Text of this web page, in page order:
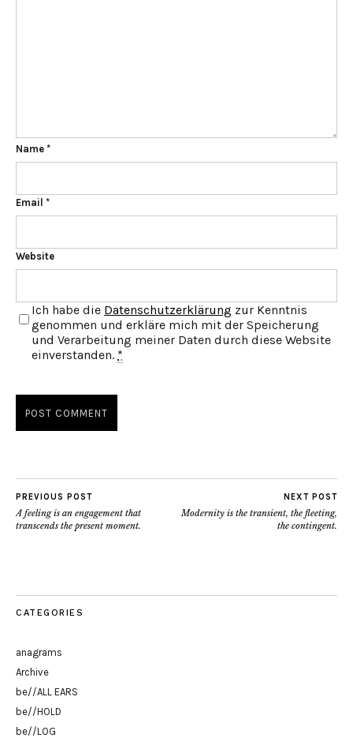
Name *
Email *
Website
Ich habe die Datenschutzerklärung zur Kenntnis
genommen und erkläre mich mit der Speicherung
und Verarbeitung meiner Daten durch diese Website
einverstanden. *
PREVIOUS POST
A feeling is an engagement that
transcends the present moment.
NEXT POST
Modernity is the transient, the fleeting,
the contingent.
CATEGORIES
anagrams
Archive
be//ALL EARS
be//HOLD
be//LOG